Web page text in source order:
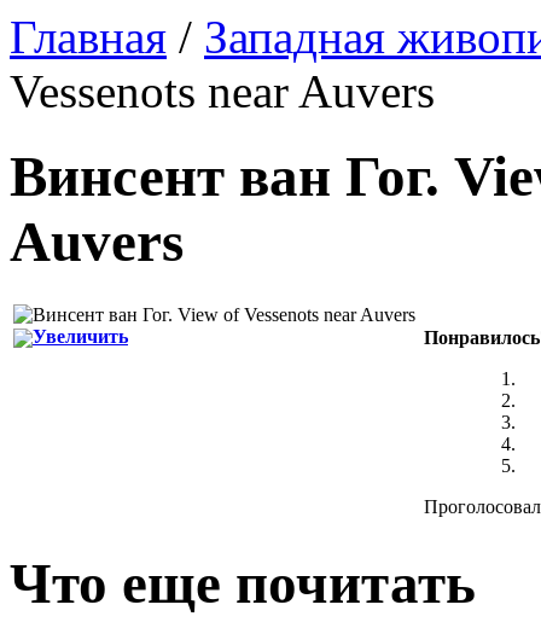
Главная / Западная
Vessenots near Auvers
Винсент ван Гог.
Auvers
Увеличить
Что еще почитать